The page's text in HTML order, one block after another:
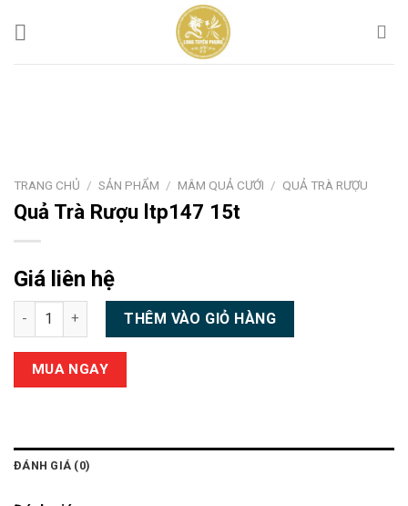
TRANG CHỦ / SẢN PHẨM / MÂM QUẢ CƯỚI / QUẢ TRÀ RƯỢU
Quả Trà Rượu ltp147 15t
Giá liên hệ
Quả Trà Rượu ltp147 15t số lượng
THÊM VÀO GIỎ HÀNG
MUA NGAY
ĐÁNH GIÁ (0)